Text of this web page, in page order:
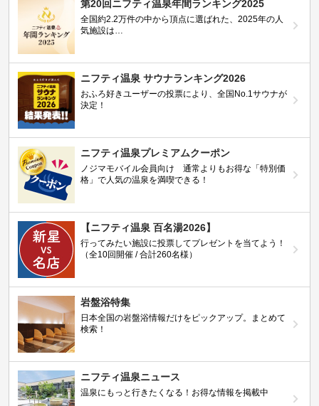
第20回ニフティ温泉年間ランキング2025
全国約2.2万件の中から頂点に選ばれた、2025年の人
気施設は…
ニフティ温泉 サウナランキング2026
おふろ好きユーザーの投票により、全国No.1サウナが
決定！
ニフティ温泉プレミアムクーポン
ノジマモバイル会員向け 通常よりもお得な「特別価
格」で人気の温泉を満喫できる！
【ニフティ温泉 百名湯2026】
行ってみたい施設に投票してプレゼントを当てよう！
（全10回開催 / 合計260名様）
岩盤浴特集
日本全国の岩盤浴情報だけをピックアップ。まとめて
検索！
ニフティ温泉ニュース
温泉にもっと行きたくなる！お得な情報を掲載中